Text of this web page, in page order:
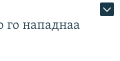
го нападнаа